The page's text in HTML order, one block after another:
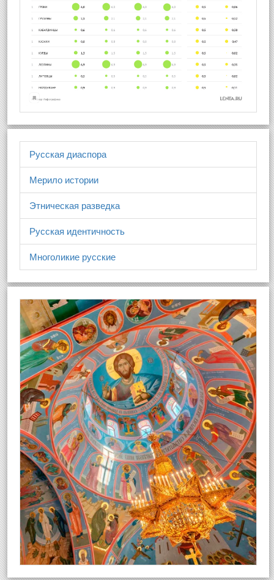
Русская диаспора
Мерило истории
Этническая разведка
Русская идентичность
Многоликие русские